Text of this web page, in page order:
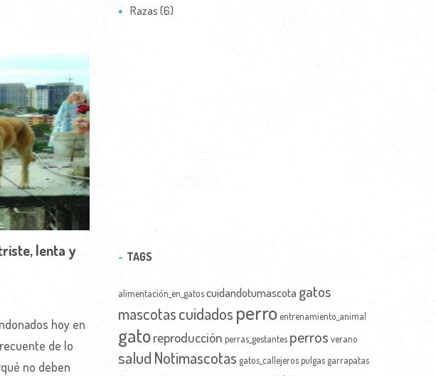
lenta y
hoy en
de lo
no deben
Razas (6)
TAGS
alimentación_en_gatoscuidandotumascota gatos
mascotascuidados perro entrenamiento_animal
gatoreproducción perras_gestantes perros verano
salud Notimascotas gatos_callejerospulgas garrapatas